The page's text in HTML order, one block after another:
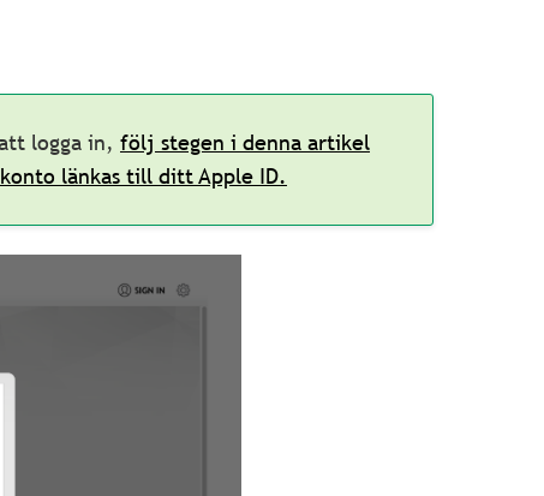
logga in, följ stegen i denna artikel
länkas till ditt Apple ID.